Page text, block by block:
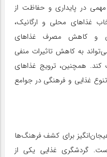
در پایداری و حفاظت از
غذاهای محلی و ارگانیک،
و کاهش مصرف غذاهای
به کاهش تاثیرات منفی
همچنین، ترویج غذاهای
غذایی و فرهنگی در جوامع
برای کشف فرهنگ‌ها
گردشگری غذایی یکی از